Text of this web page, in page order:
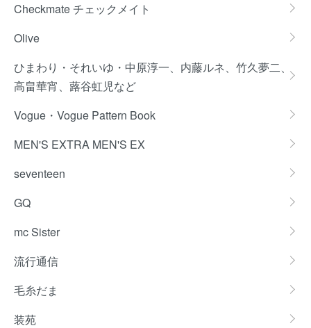
Checkmate チェックメイト
Olive
ひまわり・それいゆ・中原淳一、内藤ルネ、竹久夢二、
高畠華宵、蕗谷虹児など
Vogue・Vogue Pattern Book
MEN'S EXTRA MEN'S EX
seventeen
GQ
mc Sister
流行通信
毛糸だま
装苑